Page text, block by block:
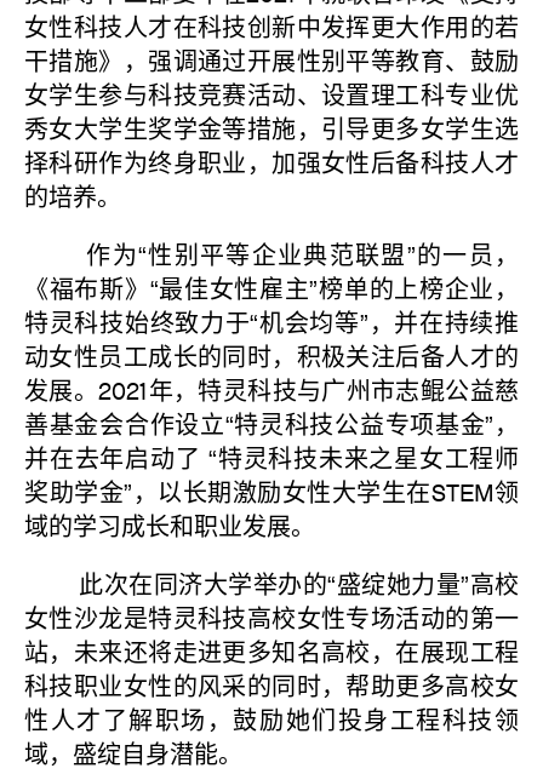
女性科技人才在科技创新中发挥更大作用的若
干措施》，强调通过开展性别平等教育、鼓励
女学生参与科技竞赛活动、设置理工科专业优
秀女大学生奖学金等措施，引导更多女学生选
择科研作为终身职业，加强女性后备科技人才
的培养。
作为“性别平等企业典范联盟”的一员，
《福布斯》“最佳女性雇主”榜单的上榜企业，
特灵科技始终致力于“机会均等”，并在持续推
动女性员工成长的同时，积极关注后备人才的
发展。2021年，特灵科技与广州市志鲲公益慈
善基金会合作设立“特灵科技公益专项基金”，
并在去年启动了 “特灵科技未来之星女工程师
奖助学金”，以长期激励女性大学生在STEM领
域的学习成长和职业发展。
此次在同济大学举办的“盛绽她力量”高校
女性沙龙是特灵科技高校女性专场活动的第一
站，未来还将走进更多知名高校，在展现工程
科技职业女性的风采的同时，帮助更多高校女
性人才了解职场，鼓励她们投身工程科技领
域，盛绽自身潜能。